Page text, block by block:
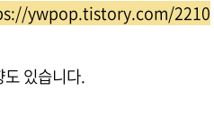
ywpop.tistory.com/2210
있습니다.